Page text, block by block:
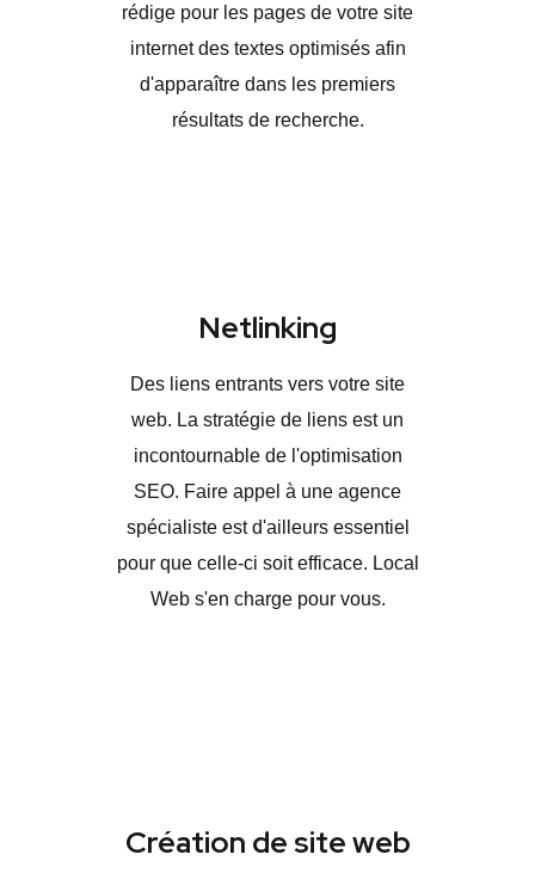
rédige pour les pages de votre site
internet des textes optimisés afin
d'apparaître dans les premiers
résultats de recherche.
Netlinking
Des liens entrants vers votre site
web. La stratégie de liens est un
incontournable de l'optimisation
SEO. Faire appel à une agence
spécialiste est d'ailleurs essentiel
pour que celle-ci soit efficace. Local
Web s'en charge pour vous.
Création de site web